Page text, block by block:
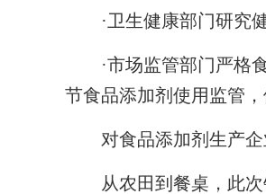
·卫生健康部门研究健
·市场监管部门严格食
节食品添加剂使用监管
对食品添加剂生产
从农田到餐桌，此次